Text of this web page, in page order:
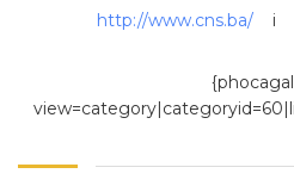
http://www.cns.ba/ i